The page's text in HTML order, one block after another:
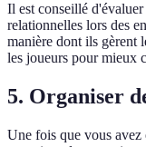
Il est conseillé d'évaluer
relationnelles lors des
manière dont ils gèrent
les joueurs pour mieux
5. Organiser
Une fois que vous avez